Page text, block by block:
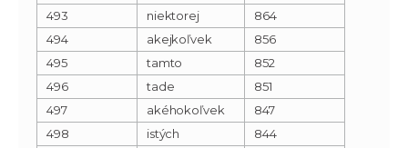
493
niektorej
864
494
akejkoľvek
856
495
tamto
852
496
tade
851
497
akéhokoľvek
847
498
istých
844